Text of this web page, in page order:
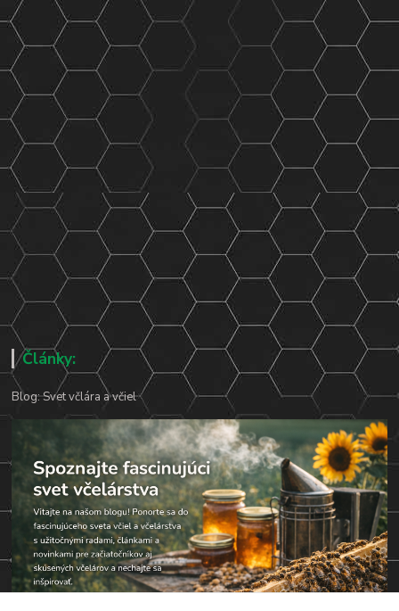
Články:
Blog: Svet včlára a včiel